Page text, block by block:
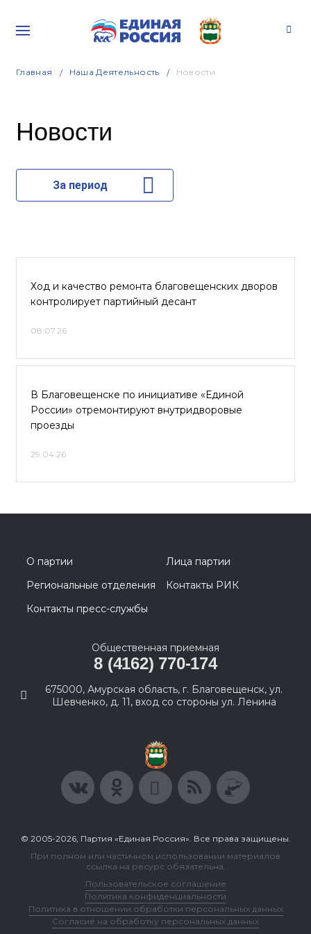
Главная Наша Деятельность Новости
Новости
За период
Ход и качество ремонта благовещенских дворов
контролирует партийный десант
08.07.26
В Благовещенске по инициативе «Единой
России» отремонтируют внутридворовые
проезды
29.04.26
О партии
Лица партии
Региональные отделения
Контакты РИК
Контакты пресс-службы
Общественная приемная
8 (4162) 770-174
675000, Амурская область, г. Благовещенск, ул.
Шевченко, д. 11, вход со стороны ул. Ленина
© 2005-2026, Партия «Единая Россия». Все права защищены.
При полном или частичном использовании материалов
ссылка на ресурс обязательна.
Пользовательское соглашение
Политика конфиденциальности
Политика в отношении обработки персональных данных
Согласие на обработку персональных данных